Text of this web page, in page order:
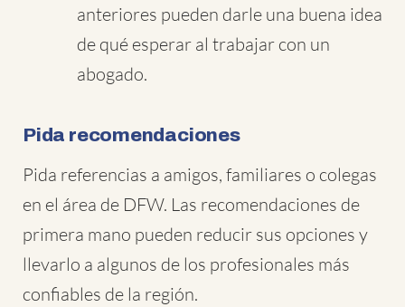
anteriores pueden darle una buena idea
de qué esperar al trabajar con un
abogado.
Pida recomendaciones
Pida referencias a amigos, familiares o colegas
en el área de DFW. Las recomendaciones de
primera mano pueden reducir sus opciones y
llevarlo a algunos de los profesionales más
confiables de la región.